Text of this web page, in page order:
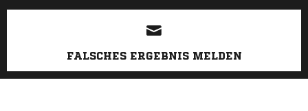
ANZEIGE
FALSCHES ERGEBNIS MELDEN